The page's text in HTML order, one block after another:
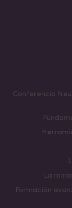
Conferencia
La
Formación